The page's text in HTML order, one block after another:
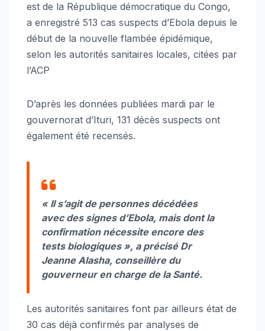
est de la République démocratique du Congo,
a enregistré 513 cas suspects d’Ebola depuis le
début de la nouvelle flambée épidémique,
selon les autorités sanitaires locales, citées par
l’ACP
D’après les données publiées mardi par le
gouvernorat d’Ituri, 131 décès suspects ont
également été recensés.
« Il s’agit de personnes décédées
avec des signes d’Ebola, mais dont la
confirmation nécessite encore des
tests biologiques », a précisé Dr
Jeanne Alasha, conseillère du
gouverneur en charge de la Santé.
Les autorités sanitaires font par ailleurs état de
30 cas déjà confirmés par analyses de